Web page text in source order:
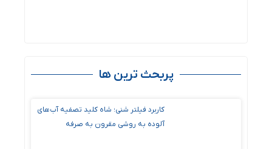
پربحث ترین ها
کاربرد فیلتر شنی؛ شاه کلید تصفیه آب‌های
آلوده به روشی مقرون ‌به‌ صرفه